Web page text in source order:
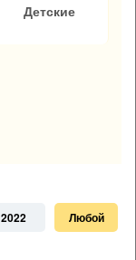
Детские
2022 Любой